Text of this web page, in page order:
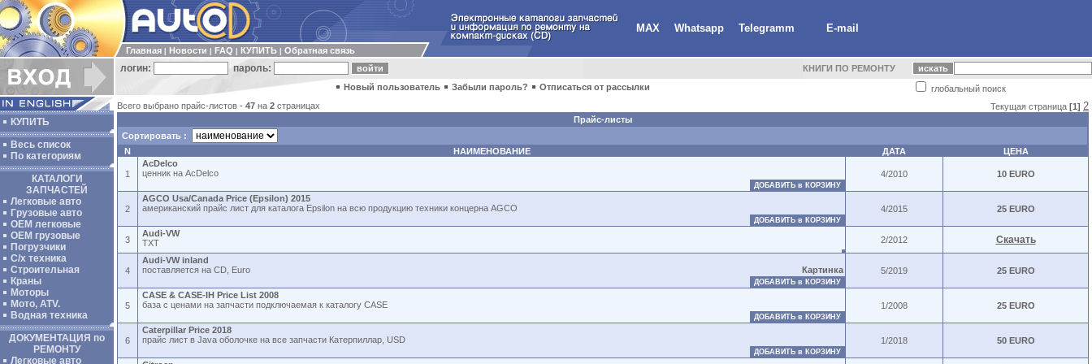
MAX Whatsapp Telegramm E-mail
Главная Новости FAQ КУПИТЬ Обратная связь
логин: пароль: КНИГИ ПО РЕМОНТУ
глобальный поиск
Новый пользователь Забыли пароль? Отписаться от рассылки
КУПИТЬ
Весь список
По категориям
КАТАЛОГИ
ЗАПЧАСТЕЙ
Легковые авто
Грузовые авто
ОЕМ легковые
OEM грузовые
Погрузчики
С/х техника
Строительная
Краны
Моторы
Мото, ATV.
Водная техника
ДОКУМЕНТАЦИЯ по
РЕМОНТУ
Легковые авто
Всего выбрано прайс-листов - 47 на 2 страницах Текущая страница [1] 2
Прайс-листы
Сортировать :
N
НАИМЕНОВАНИЕ ДАТА ЦЕНА
1
AcDelco
ценник на AcDelco
ДОБАВИТЬ в КОРЗИНУ
4/2010 10 EURO
2
AGCO Usa/Canada Price (Epsilon) 2015
американский прайс лист для каталога Epsilon на всю продукцию техники концерна AGCO
ДОБАВИТЬ в КОРЗИНУ
4/2015 25 EURO
3
Audi-VW
TXT
2/2012 Скачать
4
Audi-VW inland
поставляется на CD, Euro
Картинка
ДОБАВИТЬ в КОРЗИНУ
5/2019 25 EURO
5
CASE & CASE-IH Price List 2008
база с ценами на запчасти подключаемая к каталогу CASE
ДОБАВИТЬ в КОРЗИНУ
1/2008 25 EURO
6
Caterpillar Price 2018
прайс лист в Java оболочке на все запчасти Катерпиллар, USD
ДОБАВИТЬ в КОРЗИНУ
1/2018 50 EURO